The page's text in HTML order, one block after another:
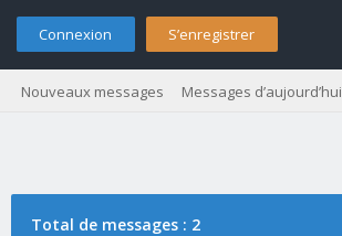
Connexion S’enregistrer
Nouveaux messages Messages d’aujourd’hui
Total de messages : 2